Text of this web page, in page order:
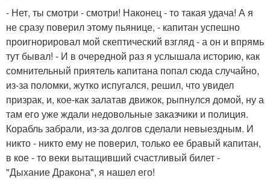
- Нет, ты смотри - смотри! Наконец - то такая удача! А я
не сразу поверил этому пьянице, - капитан успешно
проигнорировал мой скептический взгляд - а он и впрямь
тут бывал! - И в очередной раз я услышала историю, как
сомнительный приятель капитана попал сюда случайно,
из-за поломки, жутко испугался, решил, что увидел
призрак, и, кое-как залатав движок, рыпнулся домой, ну а
там его уже ждали недовольные заказчики и полиция.
Корабль забрали, из-за долгов сделали невыездным. И
никто - никто ему не поверил, только ее бравый капитан,
в кое - то веки вытащивший счастливый билет -
"Дыхание Дракона", я нашел его!